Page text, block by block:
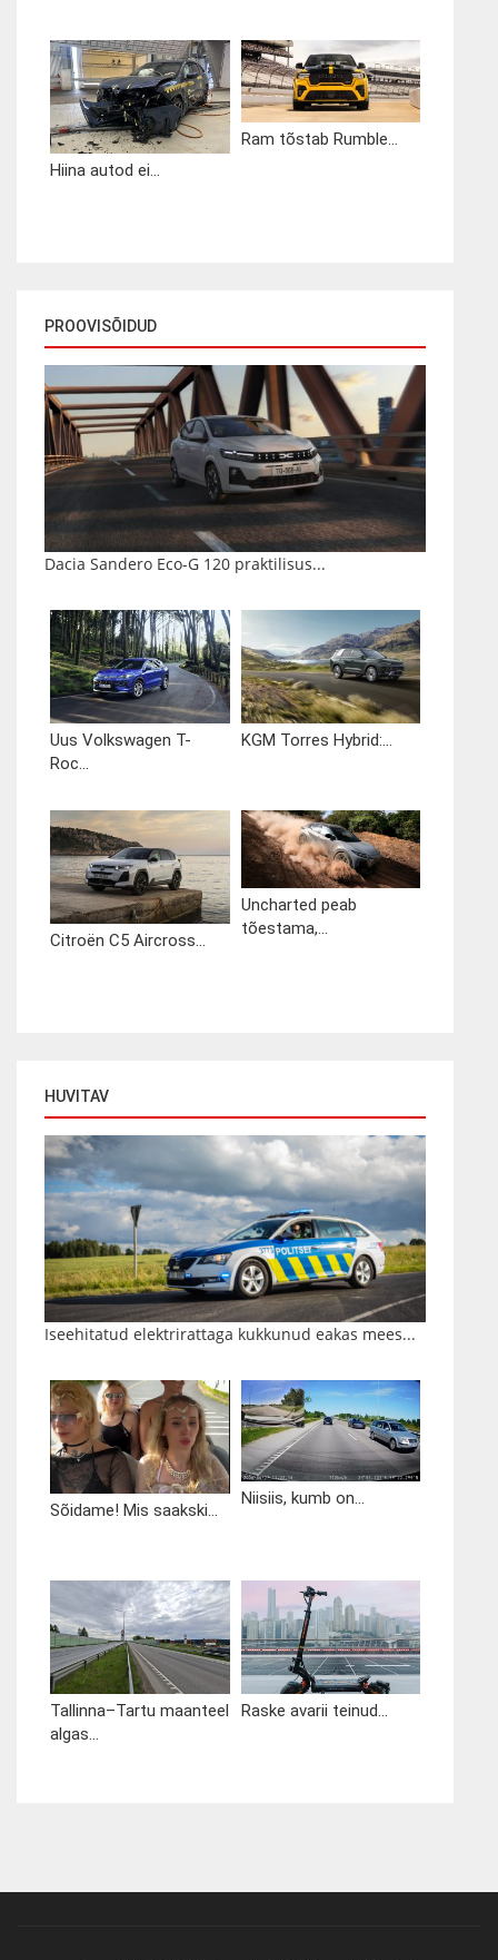
Hiina autod ei...
Ram tõstab Rumble...
PROOVISÕIDUD
Dacia Sandero Eco-G 120 praktilisus...
Uus Volkswagen T-
Roc...
KGM Torres Hybrid:...
Citroën C5 Aircross...
Uncharted peab
tõestama,...
HUVITAV
Iseehitatud elektrirattaga kukkunud eakas mees...
Sõidame! Mis saakski...
Niisiis, kumb on...
Tallinna–Tartu maanteel
algas...
Raske avarii teinud...